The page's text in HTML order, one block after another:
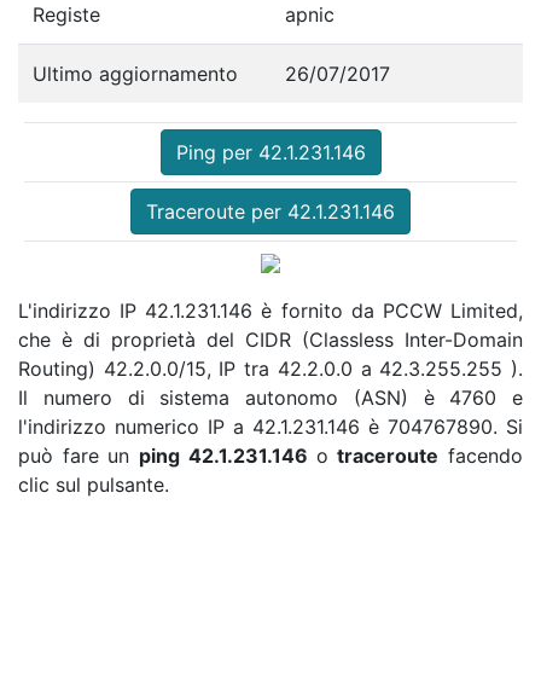
Registe apnic
Ultimo aggiornamento 26/07/2017
Ping per 42.1.231.146
Traceroute per 42.1.231.146
L'indirizzo IP 42.1.231.146 è fornito da PCCW Limited,
che è di proprietà del CIDR (Classless Inter-Domain
Routing) 42.2.0.0/15, IP tra 42.2.0.0 a 42.3.255.255 ).
Il numero di sistema autonomo (ASN) è 4760 e
l'indirizzo numerico IP a 42.1.231.146 è 704767890. Si
può fare un ping 42.1.231.146 otraceroute facendo
clic sul pulsante.